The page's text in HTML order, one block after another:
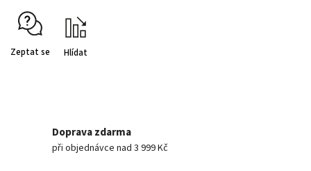
Zeptat se Hlídat
Doprava zdarma
při objednávce nad 3 999 Kč